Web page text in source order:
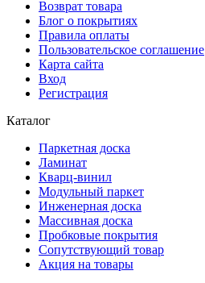
Возврат товара
Блог о покрытиях
Правила оплаты
Пользовательское соглашение
Карта сайта
Вход
Регистрация
Каталог
Паркетная доска
Ламинат
Кварц-винил
Модульный паркет
Инженерная доска
Массивная доска
Пробковые покрытия
Сопутствующий товар
Акция на товары